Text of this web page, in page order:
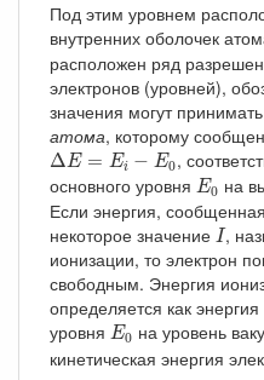
Под этим уровнем
внутренних оболочек
расположен ряд
электронов (уровней),
значения могут
атома, которому
ΔE = Ei − E0
ΔE=Ei−E0
,
основного уровня E0
E0 на
Если энергия,
некоторое значение I
I,
ионизации, то электрон
свободным. Энергия
определяется как
уровня E0
E0 на уровень
кинетическая энергия